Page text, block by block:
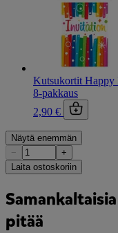
Kutsukortit Happy
8-pakkaus
2,90 €
Näytä enemmän
−
+
Laita ostoskoriin
pitää